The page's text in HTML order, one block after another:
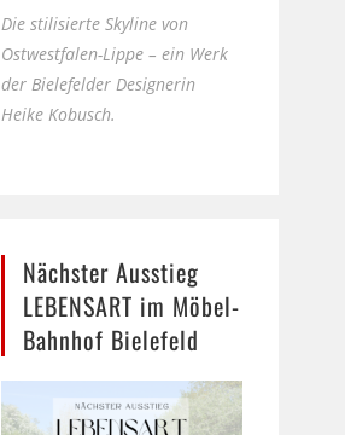
Die stilisierte Skyline von
Ostwestfalen-Lippe – ein Werk
der Bielefelder Designerin
Heike Kobusch.
Nächster Ausstieg
LEBENSART im Möbel-
Bahnhof Bielefeld